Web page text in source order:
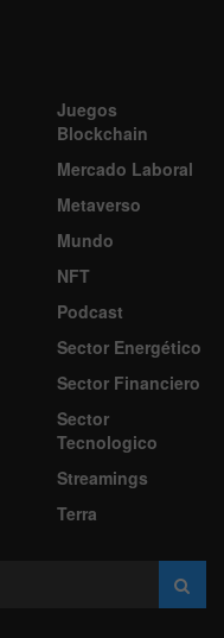
Juegos
Blockchain
Mercado Laboral
Metaverso
Mundo
NFT
Podcast
Sector Energético
Sector Financiero
Sector
Tecnologico
Streamings
Terra